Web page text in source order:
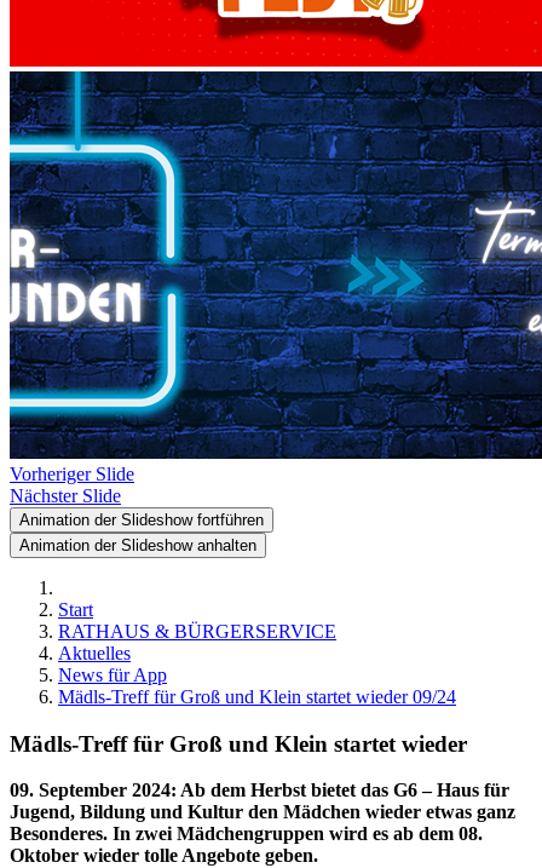
Vorheriger Slide
Nächster Slide
Animation der Slideshow fortführen
Animation der Slideshow anhalten
Start
RATHAUS & BÜRGERSERVICE
Aktuelles
News für App
Mädls-Treff für Groß und Klein startet wieder 09/24
Mädls-Treff für Groß und Klein startet wieder
09. September 2024: Ab dem Herbst bietet das G6 – Haus für
Jugend, Bildung und Kultur den Mädchen wieder etwas ganz
Besonderes. In zwei Mädchengruppen wird es ab dem 08.
Oktober wieder tolle Angebote geben.